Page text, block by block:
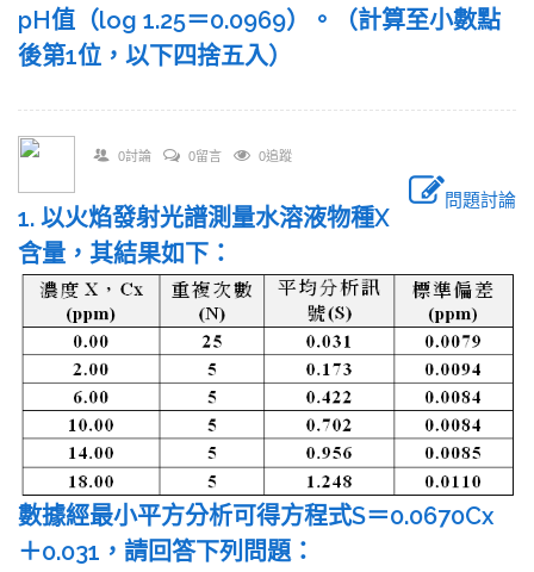
pH值（log 1.25＝0.0969）。（計算至小數點
後第1位，以下四捨五入）
0討論 0留言 0追蹤
問題討論
1. 以火焰發射光譜測量水溶液物種X
含量，其結果如下：
數據經最小平方分析可得方程式S＝0.0670Cx
＋0.031，請回答下列問題：